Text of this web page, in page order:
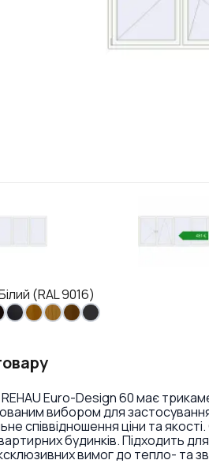
(RAL 9016)
Euro-Design 60 має
вибором для застосування
співвідношення ціни та
будинків. Підходить
вимог до тепло- та